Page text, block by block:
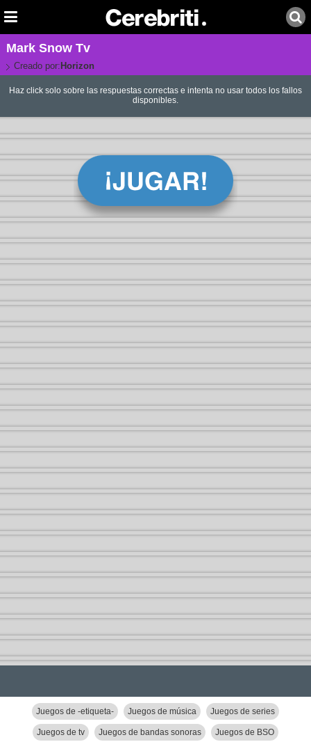
Mark Snow Tv
Creado por: Horizon
Haz click solo sobre las respuestas correctas e intenta no usar todos los fallos
disponibles.
Juegos de -etiqueta- Juegos de música Juegos de series
Juegos de tv Juegos de bandas sonoras Juegos de BSO